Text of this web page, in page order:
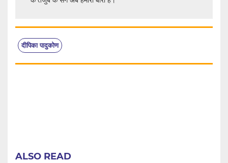
दीपिका पादुकोण
ALSO READ